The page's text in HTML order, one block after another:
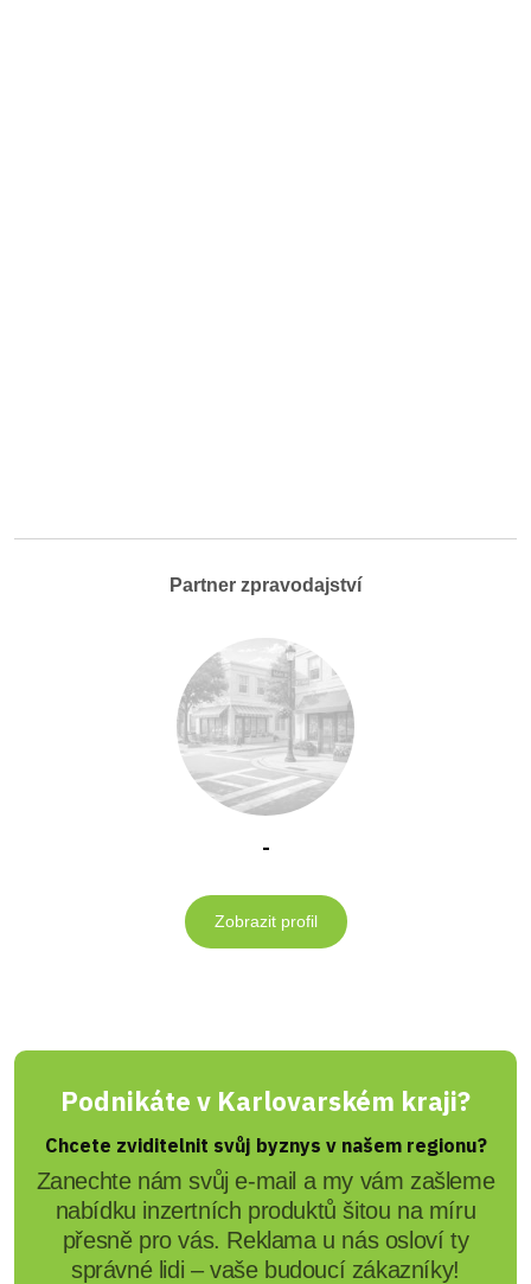
Partner zpravodajství
-
Zobrazit profil
Podnikáte v Karlovarském kraji?
Chcete zviditelnit svůj byznys v našem regionu?
Zanechte nám svůj e-mail a my vám zašleme
nabídku inzertních produktů šitou na míru
přesně pro vás. Reklama u nás osloví ty
správné lidi – vaše budoucí zákazníky!